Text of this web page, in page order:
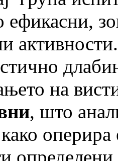
ефикасни,
на
, што
оперира